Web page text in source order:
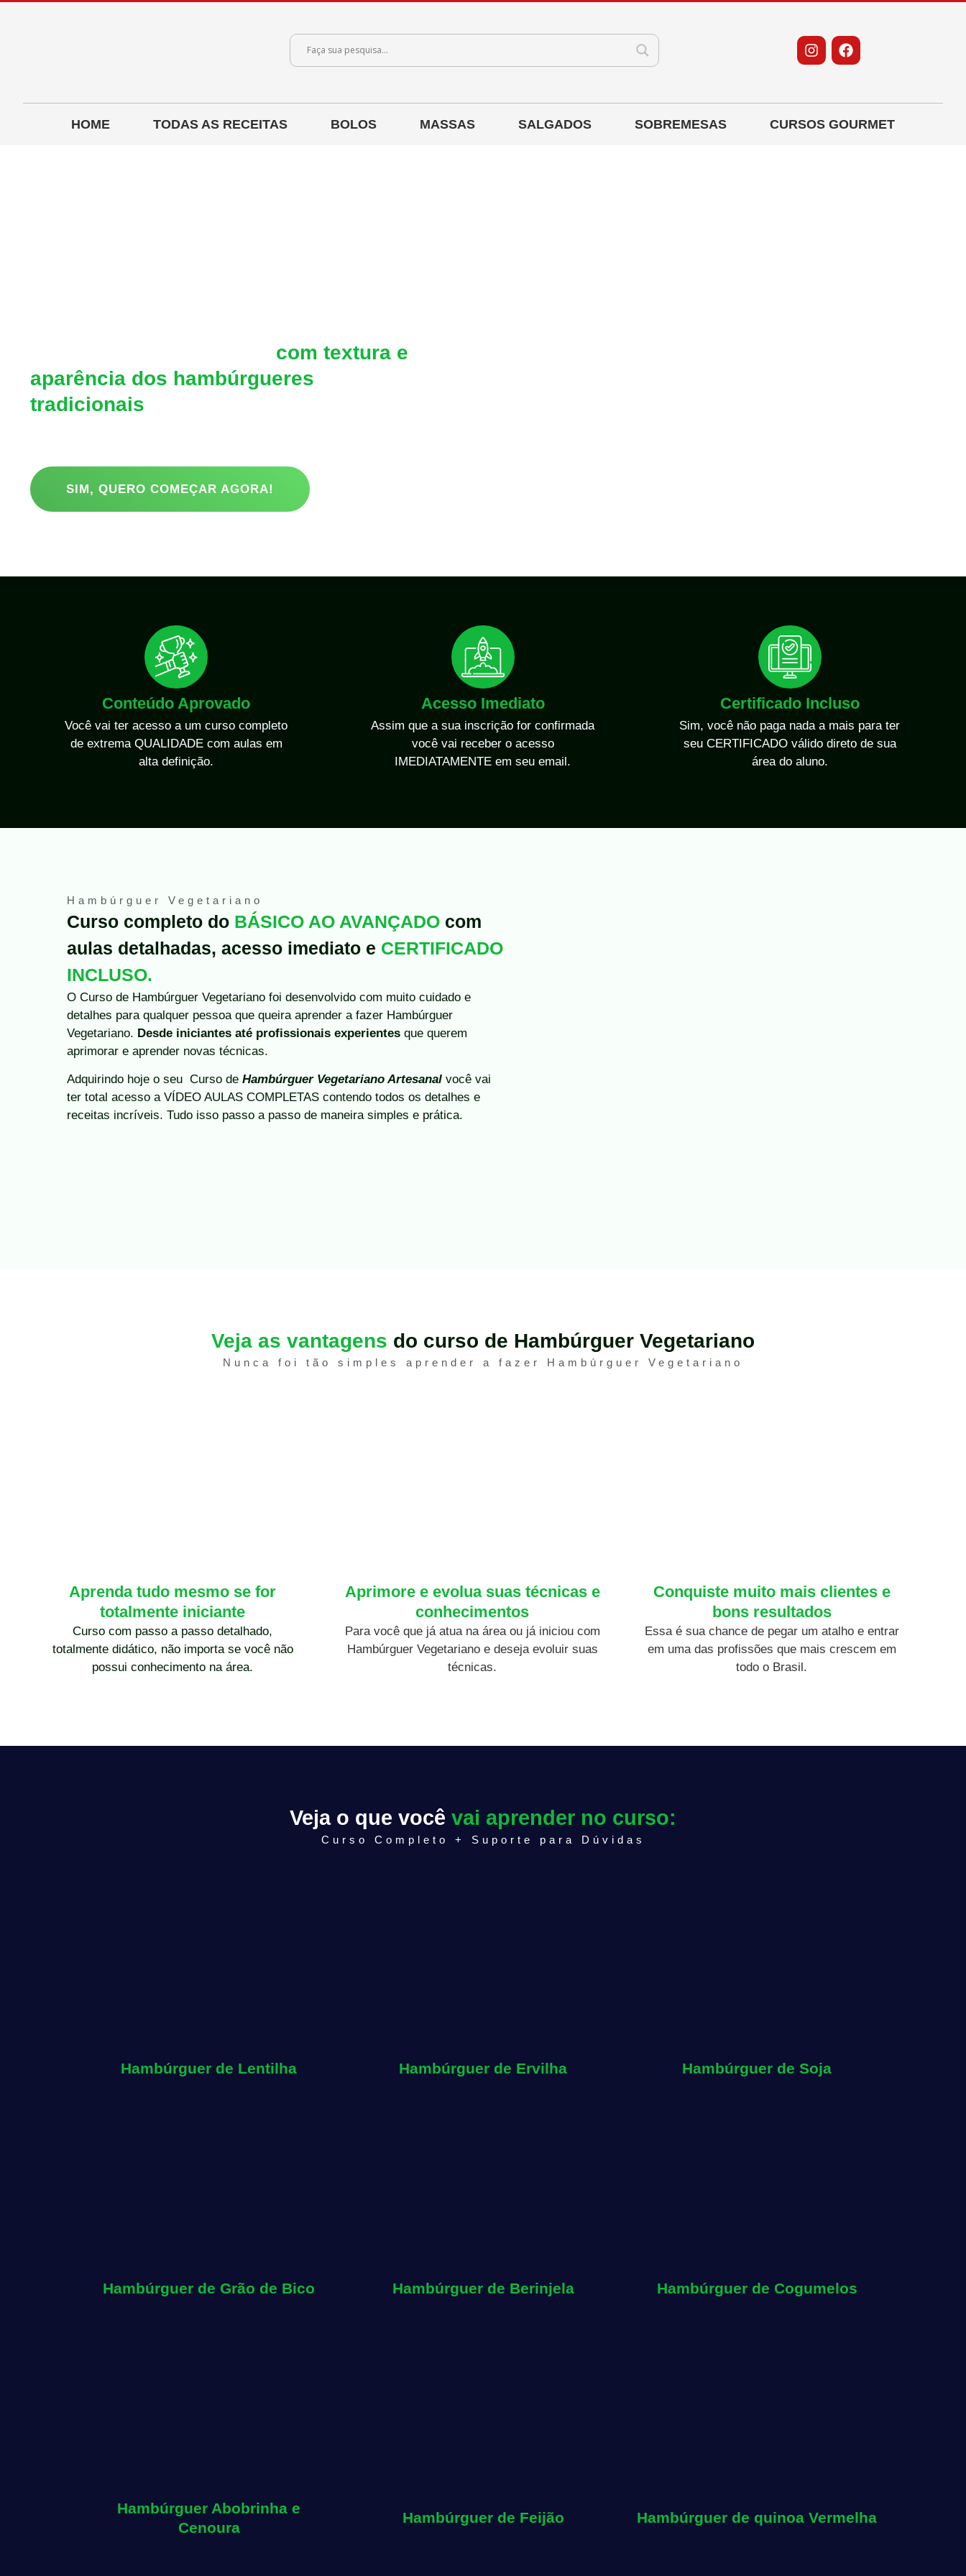
HOME TODAS AS RECEITAS BOLOS MASSAS SALGADOS SOBREMESAS CURSOS GOURMET
com textura e
aparência dos hambúrgueres
tradicionais
SIM, QUERO COMEÇAR AGORA!
Conteúdo Aprovado
Você vai ter acesso a um curso completo
de extrema QUALIDADE com aulas em
alta definição.
Acesso Imediato
Assim que a sua inscrição for confirmada
você vai receber o acesso
IMEDIATAMENTE em seu email.
Certificado Incluso
Sim, você não paga nada a mais para ter
seu CERTIFICADO válido direto de sua
área do aluno.
Hambúrguer Vegetariano
Curso completo do BÁSICO AO AVANÇADO com
aulas detalhadas, acesso imediato e CERTIFICADO
INCLUSO.
O Curso de Hambúrguer Vegetariano foi desenvolvido com muito cuidado e
detalhes para qualquer pessoa que queira aprender a fazer Hambúrguer
Vegetariano. Desde iniciantes até profissionais experientesque querem
aprimorar e aprender novas técnicas.
Adquirindo hoje o seu Curso deHambúrguer Vegetariano Artesanal você vai
ter total acesso a VÍDEO AULAS COMPLETAS contendo todos os detalhes e
receitas incríveis. Tudo isso passo a passo de maneira simples e prática.
Veja as vantagens do curso de Hambúrguer Vegetariano
Nunca foi tão simples aprender a fazer Hambúrguer Vegetariano
Aprenda tudo mesmo se for
totalmente iniciante
Curso com passo a passo detalhado,
totalmente didático, não importa se você não
possui conhecimento na área.
Aprimore e evolua suas técnicas e
conhecimentos
Para você que já atua na área ou já iniciou com
Hambúrguer Vegetariano e deseja evoluir suas
técnicas.
Conquiste muito mais clientes e
bons resultados
Essa é sua chance de pegar um atalho e entrar
em uma das profissões que mais crescem em
todo o Brasil.
Veja o que você vai aprender no curso:
Curso Completo + Suporte para Dúvidas
Hambúrguer de Lentilha Hambúrguer de Ervilha Hambúrguer de Soja
Hambúrguer de Grão de Bico Hambúrguer de Berinjela Hambúrguer de Cogumelos
Hambúrguer Abobrinha e
Cenoura
Hambúrguer de Feijão Hambúrguer de quinoa Vermelha